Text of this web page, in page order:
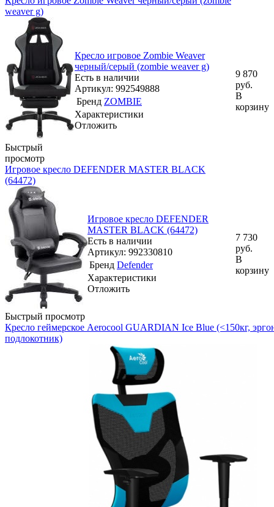
weaver g)
Быстрый
просмотр
Кресло игровое Zombie Weaver
черный/серый (zombie weaver g)
Есть в наличии
Артикул: 992549888
Бренд ZOMBIE
Характеристики
Отложить
9 870
руб.
В
корзину
Игровое кресло DEFENDER MASTER BLACK
(64472)
Быстрый просмотр
Игровое кресло DEFENDER
MASTER BLACK (64472)
Есть в наличии
Артикул: 992330810
Бренд Defender
Характеристики
Отложить
7 730
руб.
В
корзину
Кресло геймерское Aerocool GUARDIAN Ice Blue (<150кг,
подлокотник)